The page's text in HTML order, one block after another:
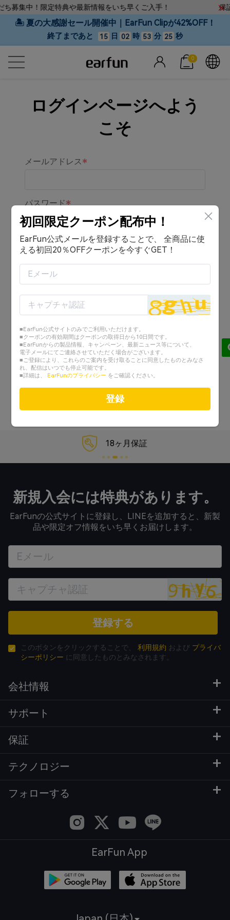
募集中！限定特典や最新情報をいち早くご入手！ 保
🏝 夏の大感謝セール開催中｜EarFun Clipが42%OFF！
終了まであと 15 日 02 時 53 分 25 秒
0
ログインページへよう
こそ
メールアドレス
パスワード
ログイン状態を保持する
ログイン
または
アカウントを作成する
Googleでログイン
Facebookでログイン
18ヶ月保証
新規入会には特典があります。
EarFunの公式サイトに登録し、LINEを追加すると、新製
品や限定オフ情報をいち早くお届けします。
登録する
このボタンをクリックすることで、 利用規約 および プライバ
シーポリシー に同意したものとみなされます。
会社情報
サポート
保証
テクノロジー
フォローする
EarFun App
初回限定クーポン配布中！
EarFun公式メールを登録することで、 全商品に使
える初回20％OFFクーポンを今すぐGET！
■EarFun公式サイトのみでご利用いただけます。
■クーポンの有効期間はクーポンの取得日から10日間です。
■EarFunからの製品情報、キャンペーン、最新ニュース等について、
電子メールにてご連絡させていただく場合がございます。
■ご登録により、これらのご案内を受け取ることに同意したものとみなさ
れ、配信はいつでも停止可能です。
■詳細は、 EarFunのプライバシー をご確認ください。
登録